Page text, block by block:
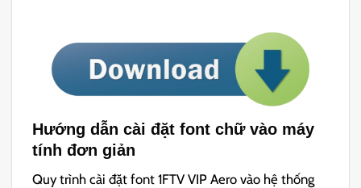
Hướng dẫn cài đặt font chữ vào máy
tính đơn giản
Quy trình cài đặt font 1FTV VIP Aero vào hệ thống